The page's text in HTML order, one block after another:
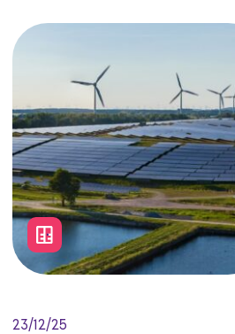
23/12/25